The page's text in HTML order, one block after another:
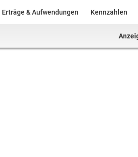
Erträge & Aufwendungen Kennzahlen